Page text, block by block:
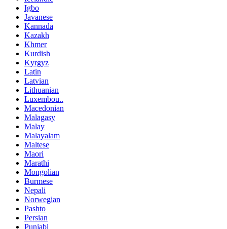
Igbo
Javanese
Kannada
Kazakh
Khmer
Kurdish
Kyrgyz
Latin
Latvian
Lithuanian
Luxembou..
Macedonian
Malagasy
Malay
Malayalam
Maltese
Maori
Marathi
Mongolian
Burmese
Nepali
Norwegian
Pashto
Persian
Punjabi